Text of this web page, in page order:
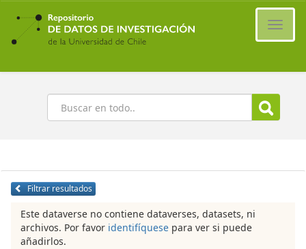
Ir
contenido
principal
Buscar
Filtrar resultados
Este dataverse no contiene dataverses, datasets, ni
archivos. Por favor identifíquese para ver si puede
añadirlos.